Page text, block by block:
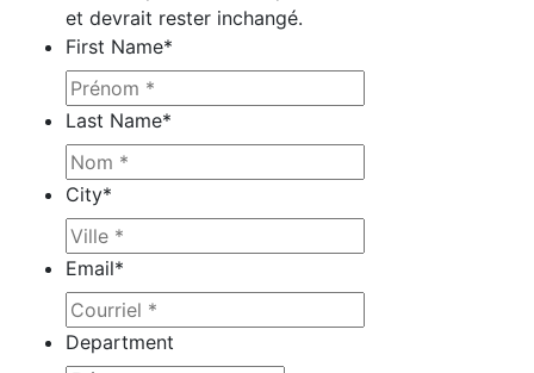
et devrait rester inchangé.
First Name*
Last Name*
City*
Email*
Department